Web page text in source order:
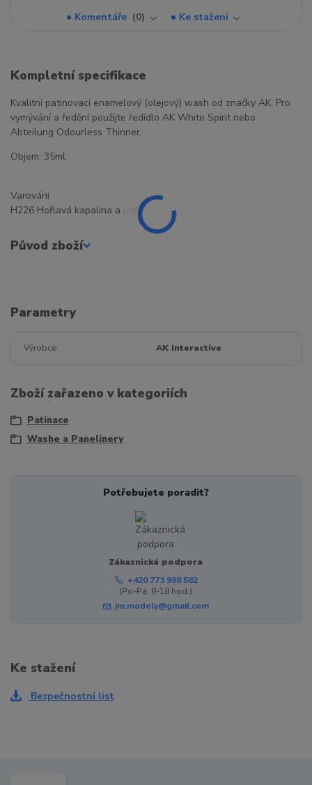
Komentáře 0 Ke stažení
Kompletní specifikace
Kvalitní patinovací enamelový (olejový) wash od značky AK. Pro
vymývání a ředění použijte ředidlo AK White Spirit nebo
Abteilung Odourless Thinner.
Objem: 35ml
Varování
H226 Hořlavá kapalina a páry
Původ zboží
Parametry
Výrobce AK Interactive
Zboží zařazeno v kategoriích
Patinace
Washe a Panelinery
Potřebujete poradit?
Zákaznická podpora
+420 773 998 582
(Po-Pá, 8-18 hod.)
jm.modely@gmail.com
Ke stažení
Bezpečnostní list